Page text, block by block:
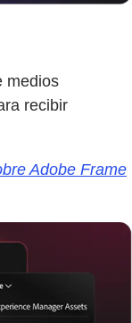
medios
recibir
Adobe Frame